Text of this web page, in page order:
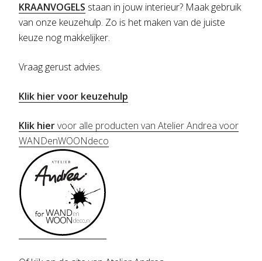
KRAANVOGELS staan in jouw interieur? Maak gebruik
van onze keuzehulp. Zo is het maken van de juiste
keuze nog makkelijker.
Vraag gerust advies.
Klik hier voor keuzehulp
Klik hiervoor alle producten van Atelier Andrea voor
WANDenWOONdeco